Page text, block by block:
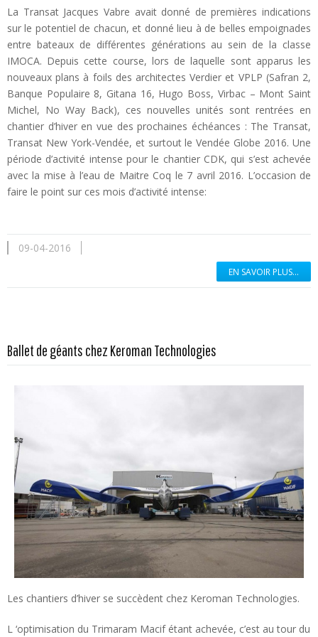
La Transat Jacques Vabre avait donné de premières indications
sur le potentiel de chacun, et donné lieu à de belles empoignades
entre bateaux de différentes générations au sein de la classe
IMOCA. Depuis cette course, lors de laquelle sont apparus les
nouveaux plans à foils des architectes Verdier et VPLP (Safran 2,
Banque Populaire 8, Gitana 16, Hugo Boss, Virbac – Mont Saint
Michel, No Way Back), ces nouvelles unités sont rentrées en
chantier d’hiver en vue des prochaines échéances : The Transat,
Transat New York-Vendée, et surtout le Vendée Globe 2016. Une
période d’activité intense pour le chantier CDK, qui s’est achevée
avec la mise à l’eau de Maitre Coq le 7 avril 2016. L’occasion de
faire le point sur ces mois d’activité intense:
09-04-2016
EN SAVOIR PLUS...
Ballet de géants chez Keroman Technologies
En savoir plus...
Les chantiers d’hiver se succèdent chez Keroman Technologies.
L ‘optimisation du Trimaram Macif étant achevée, c’est au tour du